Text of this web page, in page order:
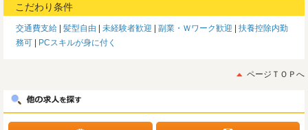
こだわり条件
交通費支給 髪型自由 未経験者歓迎 副業・Ｗワーク歓迎
扶養控除内勤
務可
PCスキルが身に付く
ページＴＯＰへ